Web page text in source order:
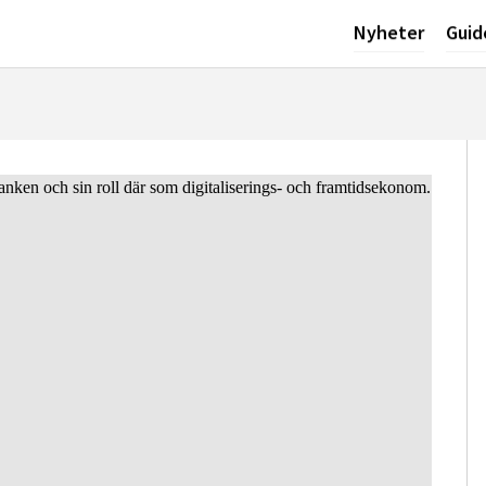
Nyheter